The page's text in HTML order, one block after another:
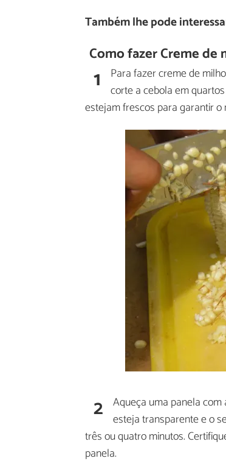
Também lhe pode
Como fazer Creme de
1 Para fazer creme de
corte a cebola em
estejam frescos para garantir o
2 Aqueça uma panela com
esteja transparente e o
três ou quatro minutos.
panela.